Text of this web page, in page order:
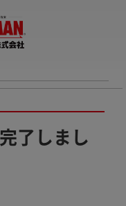
了しまし